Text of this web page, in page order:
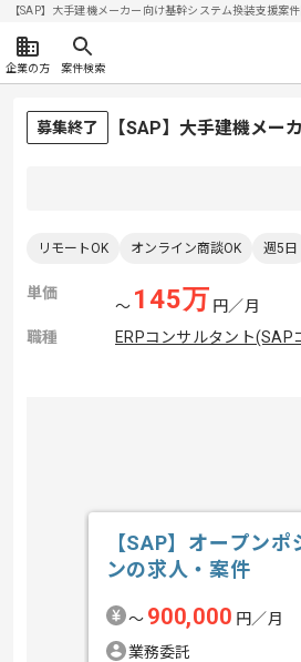
【SAP】大手建機メーカー向け基幹システム換装支援
企業の方 案件検索
募集終了 【SAP】大手建機メー
リモートOK オンライン商談OK 週5日
単価
〜 145万 円／月
職種
ERPコンサルタント(SAP
【SAP】オープンポ
ンの求人・案件
〜 900,000 円／月
業務委託